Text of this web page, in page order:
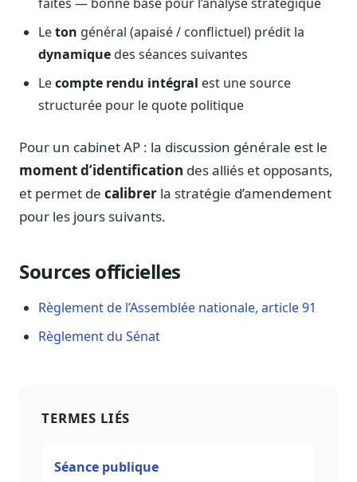
Leton général (apaisé / conflictuel) prédit la
dynamiquedes séances suivantes
Lecompte rendu intégral est une source
structurée pour le quote politique
Pour un cabinet AP : la discussion générale est le
moment d’identification des alliés et opposants,
et permet de calibrer la stratégie d’amendement
pour les jours suivants.
Sources officielles
Règlement de l’Assemblée nationale, article 91
Règlement du Sénat
TERMES LIÉS
Séance publique